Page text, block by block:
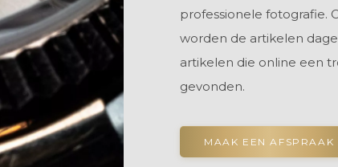
professionele fotografie.
worden de artikelen
artikelen die online een
gevonden.
MAAK EEN AFSPRAAK